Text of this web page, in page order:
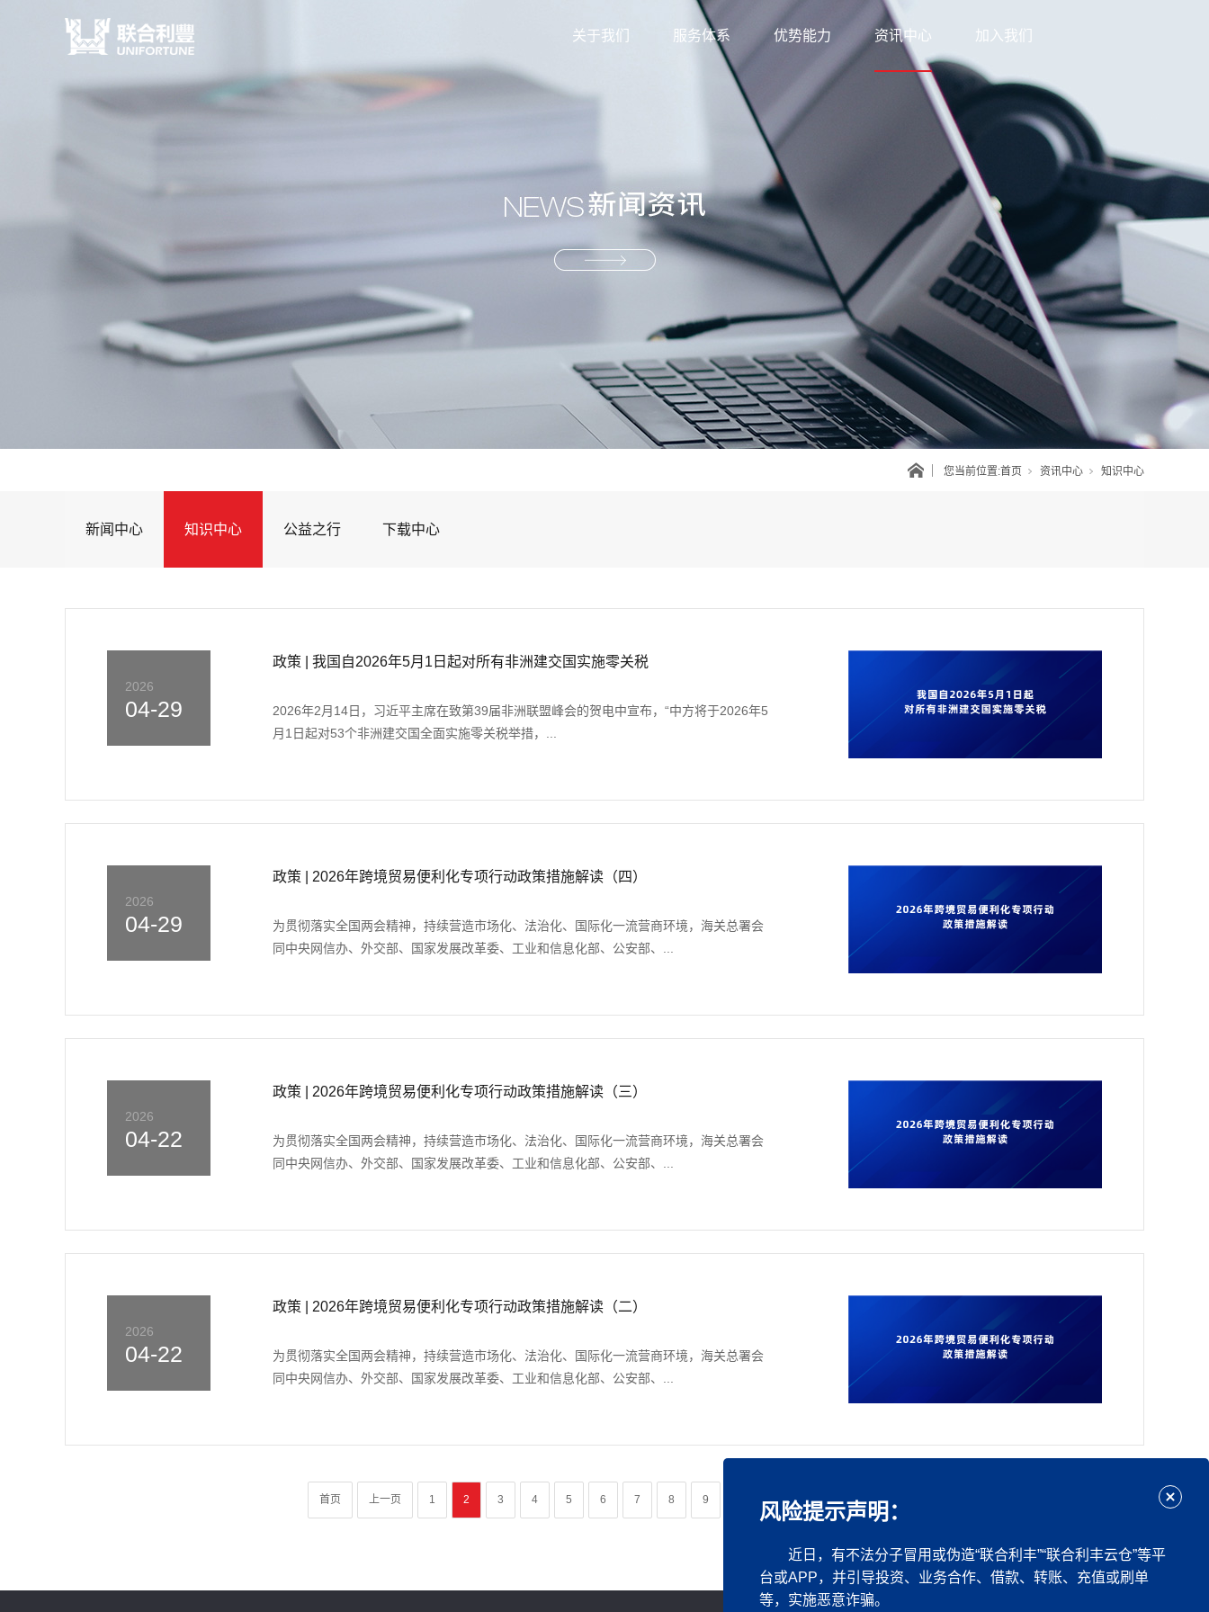
关于我们 服务体系 优势能力
信息科技
服务网络
资源优势
解决方案
资讯中心
新闻中心
下载中心
加入我们
您当前位置:首页 资讯中心 知识中心
新闻中心 知识中心 公益之行 下载中心
2026
04-29
政策 | 我国自2026年5月1日起对所有非洲建交国实施零关税
2026年2月14日，习近平主席在致第39届非洲联盟峰会的贺电中宣布，“中方将于2026年5
月1日起对53个非洲建交国全面实施零关税举措，...
2026
04-29
政策 | 2026年跨境贸易便利化专项行动政策措施解读（四）
为贯彻落实全国两会精神，持续营造市场化、法治化、国际化一流营商环境，海关总署会
同中央网信办、外交部、国家发展改革委、工业和信息化部、公安部、...
2026
04-22
政策 | 2026年跨境贸易便利化专项行动政策措施解读（三）
为贯彻落实全国两会精神，持续营造市场化、法治化、国际化一流营商环境，海关总署会
同中央网信办、外交部、国家发展改革委、工业和信息化部、公安部、...
2026
04-22
政策 | 2026年跨境贸易便利化专项行动政策措施解读（二）
为贯彻落实全国两会精神，持续营造市场化、法治化、国际化一流营商环境，海关总署会
同中央网信办、外交部、国家发展改革委、工业和信息化部、公安部、...
首页 上一页 1 2 3 4 5 6 7 8 9 ... 下一页 尾页
风险提示声明：
近日，有不法分子冒用或伪造“联合利丰”“联合利丰云仓”等平
台或APP，并引导投资、业务合作、借款、转账、充值或刷单
等，实施恶意诈骗。